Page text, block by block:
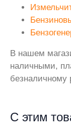
В нашем
наличными,
безналичному
С этим